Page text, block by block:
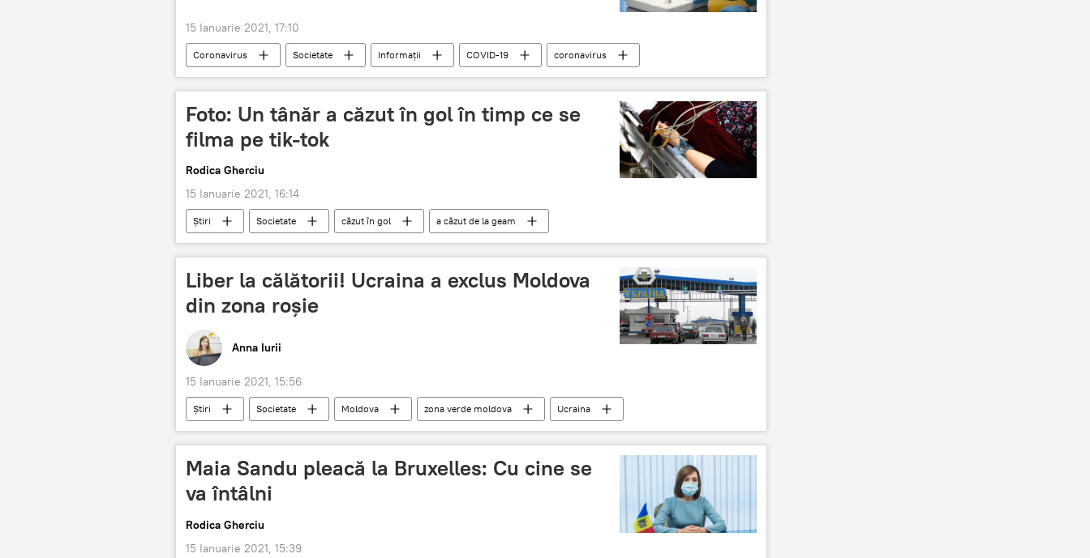
15 Ianuarie 2021, 17:10
Coronavirus Societate Informații COVID-19
coronavirus
Moldova
Foto: Un tânăr a căzut în gol în timp ce se
filma pe tik-tok
Rodica Gherciu
15 Ianuarie 2021, 16:14
Știri Societate căzut în gol a căzut de la geam
Liber la călătorii! Ucraina a exclus Moldova
din zona roșie
Anna Iurii
15 Ianuarie 2021, 15:56
Știri Societate Moldova zona verde moldova Ucraina
Maia Sandu pleacă la Bruxelles: Cu cine se
va întâlni
Rodica Gherciu
15 Ianuarie 2021, 15:39